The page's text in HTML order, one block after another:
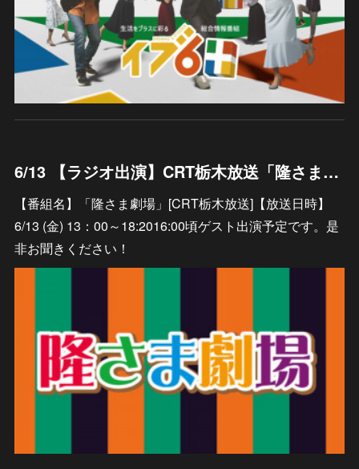
6/13 【ラジオ出演】CRT栃木放送「隆さま劇場」
【番組名】「隆さま劇場」[CRT栃木放送]【放送日時】
6/13 (金) 13：00～18:2016:00頃ゲスト出演予定です。是
非お聞きください！